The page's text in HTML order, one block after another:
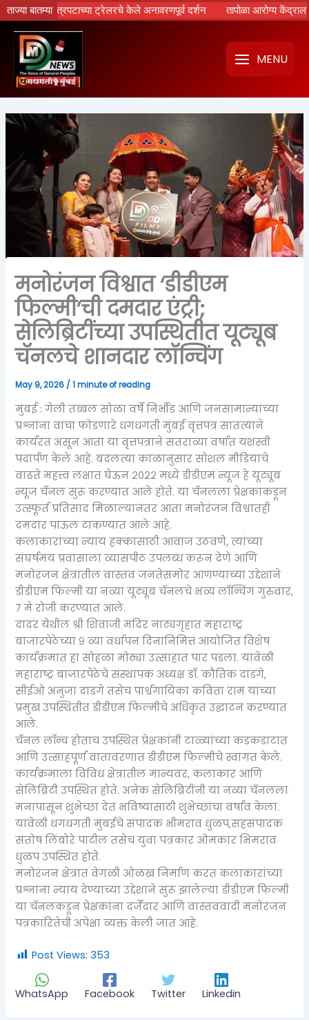
ताज्या बातम्या
चित्रपटाच्या ट्रेलरचे केले अनावरणपूर्व दर्शन तापोळा आरोग्य केंद्राला
Skip
to
content
MENU
मनोरंजन विश्वात ‘डीडीएम
फिल्मी’ची दमदार एंट्री;
सेलिब्रिटींच्या उपस्थितीत यूट्यूब
चॅनलचे शानदार लॉन्चिंग
May 9, 2026 /1 minute of reading
मुंबई : गेली तब्बल सोळा वर्षे निर्भीड आणि जनसामान्यांच्या
प्रश्नांना वाचा फोडणारे धगधगती मुंबई वृत्तपत्र सातत्याने
कार्यरत असून आता या वृत्तपत्राने सतराव्या वर्षात यशस्वी
पदार्पण केले आहे. बदलत्या काळानुसार सोशल मीडियाचे
वाढते महत्त्व लक्षात घेऊन २०२२ मध्ये डीडीएम न्यूज हे यूट्यूब
न्यूज चॅनल सुरू करण्यात आले होते. या चॅनलला प्रेक्षकांकडून
उत्स्फूर्त प्रतिसाद मिळाल्यानंतर आता मनोरंजन विश्वातही
दमदार पाऊल टाकण्यात आले आहे.
कलाकारांच्या न्याय हक्कासाठी आवाज उठवणे, त्यांच्या
संघर्षमय प्रवासाला व्यासपीठ उपलब्ध करून देणे आणि
मनोरंजन क्षेत्रातील वास्तव जनतेसमोर आणण्याच्या उद्देशाने
डीडीएम फिल्मी या नव्या यूट्यूब चॅनलचे भव्य लॉन्चिंग गुरुवार,
७ मे रोजी करण्यात आले.
दादर येथील श्री शिवाजी मंदिर नाट्यगृहात महाराष्ट्र
बाजारपेठेच्या ९ व्या वर्धापन दिनानिमित्त आयोजित विशेष
कार्यक्रमात हा सोहळा मोठ्या उत्साहात पार पडला. यावेळी
महाराष्ट्र बाजारपेठेचे संस्थापक अध्यक्ष डॉ. कौतिक दांडगे,
सीईओ अनुजा दांडगे तसेच पार्श्वगायिका कविता राम यांच्या
प्रमुख उपस्थितीत डीडीएम फिल्मीचे अधिकृत उद्घाटन करण्यात
आले.
चॅनल लॉन्च होताच उपस्थित प्रेक्षकांनी टाळ्यांच्या कडकडाटात
आणि उत्साहपूर्ण वातावरणात डीडीएम फिल्मीचे स्वागत केले.
कार्यक्रमाला विविध क्षेत्रातील मान्यवर, कलाकार आणि
सेलिब्रिटी उपस्थित होते. अनेक सेलिब्रिटींनी या नव्या चॅनलला
मनापासून शुभेच्छा देत भविष्यासाठी शुभेच्छांचा वर्षाव केला.
यावेळी धगधगती मुंबईचे संपादक भीमराव धुळप,सहसंपादक
संतोष लिंबोरे पाटील तसेच युवा पत्रकार ओमकार भिमराव
धुळप उपस्थित होते.
मनोरंजन क्षेत्रात वेगळी ओळख निर्माण करत कलाकारांच्या
प्रश्नांना न्याय देण्याच्या उद्देशाने सुरू झालेल्या डीडीएम फिल्मी
या चॅनलकडून प्रेक्षकांना दर्जेदार आणि वास्तववादी मनोरंजन
पत्रकारितेची अपेक्षा व्यक्त केली जात आहे.
Post Views: 353
WhatsApp Facebook Twitter Linkedin